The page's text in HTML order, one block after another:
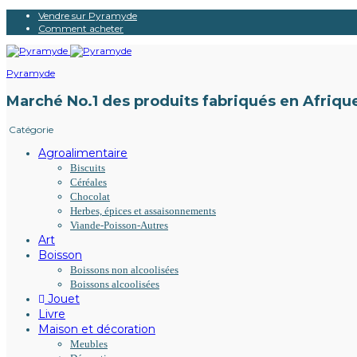
Vendre sur Pyramyde
Comment acheter
Pyramyde
Marché No.1 des produits fabriqués en
Catégorie
Agroalimentaire
Biscuits
Céréales
Chocolat
Herbes, épices et assaisonnements
Viande-Poisson-Autres
Art
Boisson
Boissons non alcoolisées
Boissons alcoolisées
Jouet
Livre
Maison et décoration
Meubles